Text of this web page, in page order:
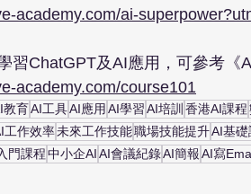
academy.com/ai-
習ChatGPT及AI應用，可參考《
academy.com/course101
教育AI工具AI應用 AI學習AI培訓 香港AI課程
工作效率未來工作技能職場技能提升AI基礎
門課程中小企AIAI會議紀錄AI簡報AI寫